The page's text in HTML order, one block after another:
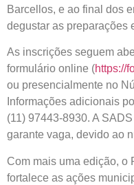
Barcellos, e ao final dos
degustar as preparações
As inscrições seguem
formulário online (https://
ou presencialmente no
Informações adicionais
(11) 97443-8930. A
garante vaga, devido ao
Com mais uma edição, o
fortalece as ações